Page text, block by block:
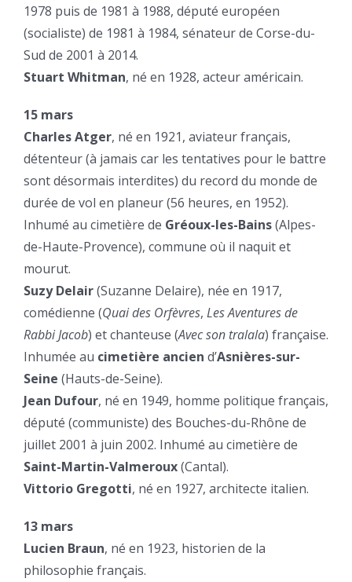
1978 puis de 1981 à 1988, député européen
(socialiste) de 1981 à 1984, sénateur de Corse-du-
Sud de 2001 à 2014.
Stuart Whitman, né en 1928, acteur américain.
15 mars
Charles Atger, né en 1921, aviateur français,
détenteur (à jamais car les tentatives pour le battre
sont désormais interdites) du record du monde de
durée de vol en planeur (56 heures, en 1952).
Inhumé au cimetière de Gréoux-les-Bains(Alpes-
de-Haute-Provence), commune où il naquit et
mourut.
Suzy Delair(Suzanne Delaire), née en 1917,
comédienne (Quai des Orfèvres, Les Aventures de
Rabbi Jacob) et chanteuse (Avec son tralala) française.
Inhumée au cimetière ancien d’Asnières-sur-
Seine (Hauts-de-Seine).
Jean Dufour, né en 1949, homme politique français,
député (communiste) des Bouches-du-Rhône de
juillet 2001 à juin 2002. Inhumé au cimetière de
Saint-Martin-Valmeroux(Cantal).
Vittorio Gregotti, né en 1927, architecte italien.
13 mars
Lucien Braun, né en 1923, historien de la
philosophie français.